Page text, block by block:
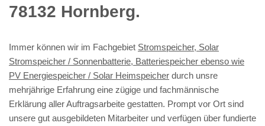
78132 Hornberg.
Immer können wir im Fachgebiet Stromspeicher, Solar
Stromspeicher / Sonnenbatterie, Batteriespeicher ebenso wie
PV Energiespeicher / Solar Heimspeicher durch unsre
mehrjährige Erfahrung eine zügige und fachmännische
Erklärung aller Auftragsarbeite gestatten. Prompt vor Ort sind
unsere gut ausgebildeten Mitarbeiter und verfügen über fundierte